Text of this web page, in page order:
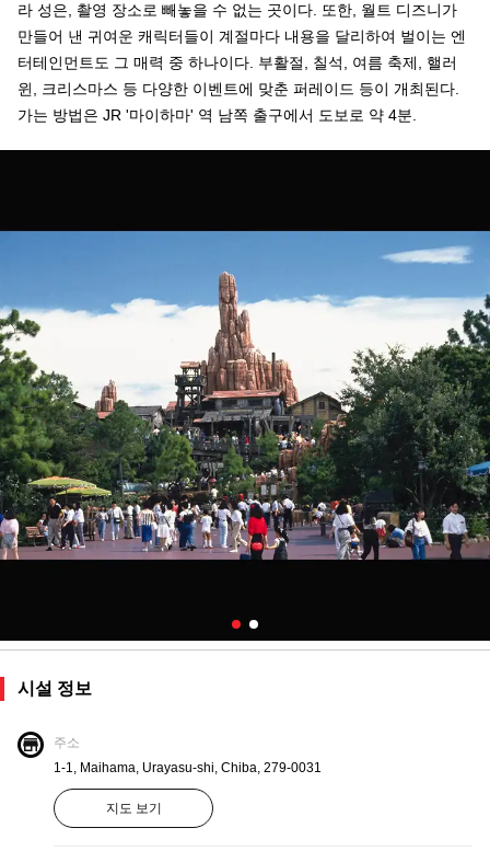
라 성은, 촬영 장소로 빼놓을 수 없는 곳이다. 또한, 월트 디즈니가
만들어 낸 귀여운 캐릭터들이 계절마다 내용을 달리하여 벌이는 엔
터테인먼트도 그 매력 중 하나이다. 부활절, 칠석, 여름 축제, 핼러
윈, 크리스마스 등 다양한 이벤트에 맞춘 퍼레이드 등이 개최된다.
가는 방법은 JR '마이하마' 역 남쪽 출구에서 도보로 약 4분.
시설 정보
주소
1-1, Maihama, Urayasu-shi, Chiba, 279-0031
지도 보기